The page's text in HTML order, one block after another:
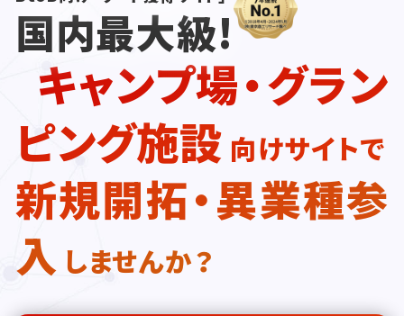
国内最大級!
キャンプ場・グラン
ピング施設 向けサイトで
新規開拓・異業種参
入 しませんか？